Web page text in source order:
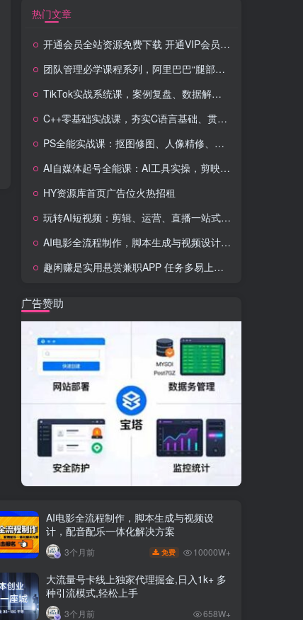
热门文章
开通会员全站资源免费下载 开通VIP会员 HY资源库
团队管理必学课程系列，阿里巴巴“腿部三板斧”
TikTok实战系统课，案例复盘、数据解析、运营执行，从0到1构建千万级电商体系（更新）
C++零基础实战课，夯实C语言基础、贯穿游戏项目、掌握开发思维，学成可挑战月薪15K+岗位
PS全能实战课：抠图修图、人像精修、电商美工，0基础变身设计达人
AI自媒体起号全能课：AI工具实操，剪映技巧，多平台带货，0基础快速变现
HY资源库首页广告位火热招租
玩转AI短视频：剪辑、运营、直播一站式教学，轻松打造流量神话
AI电影全流程制作，脚本生成与视频设计，配音配乐一体化解决方案
趣闲赚是实用悬赏兼职APP 任务多易上手 能提现还可邀友分成
广告赞助
AI电影全流程制作，脚本生成与视频设
计，配音配乐一体化解决方案
3个月前 免费 10000W+
大流量号卡线上独家代理掘金,日入1k+ 多
种引流模式,轻松上手
3个月前 658W+